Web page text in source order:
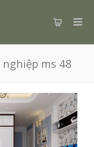
ms 48